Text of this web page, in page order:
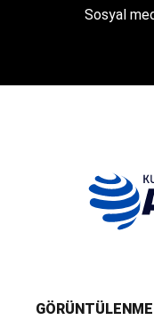
Sosyal
GÖRÜNTÜLENME